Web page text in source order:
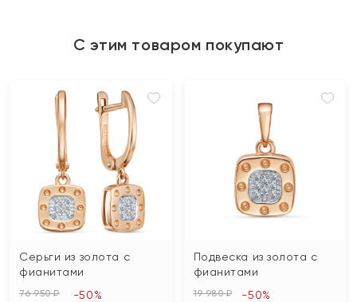
С этим товаром покупают
Серьги из золота с
фианитами
76 950 ₽ -50%
Подвеска из золота с
фианитами
19 980 ₽ -50%